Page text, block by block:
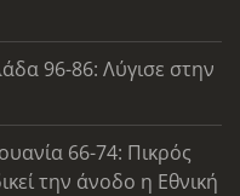
96-86: Λύγισε στην
66-74: Πικρός
την άνοδο η Εθνική